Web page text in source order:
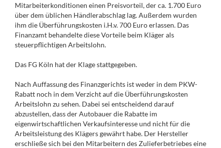
Mitarbeiterkonditionen einen Preisvorteil, der ca. 1.700 Euro
über dem üblichen Händlerabschlag lag. Außerdem wurden
ihm die Überführungskosten i.H.v. 700 Euro erlassen. Das
Finanzamt behandelte diese Vorteile beim Kläger als
steuerpflichtigen Arbeitslohn.
Das FG Köln hat der Klage stattgegeben.
Nach Auffassung des Finanzgerichts ist weder in dem PKW-
Rabatt noch in dem Verzicht auf die Überführungskosten
Arbeitslohn zu sehen. Dabei sei entscheidend darauf
abzustellen, dass der Autobauer die Rabatte im
eigenwirtschaftlichen Verkaufsinteresse und nicht für die
Arbeitsleistung des Klägers gewährt habe. Der Hersteller
erschließe sich bei den Mitarbeitern des Zulieferbetriebes eine